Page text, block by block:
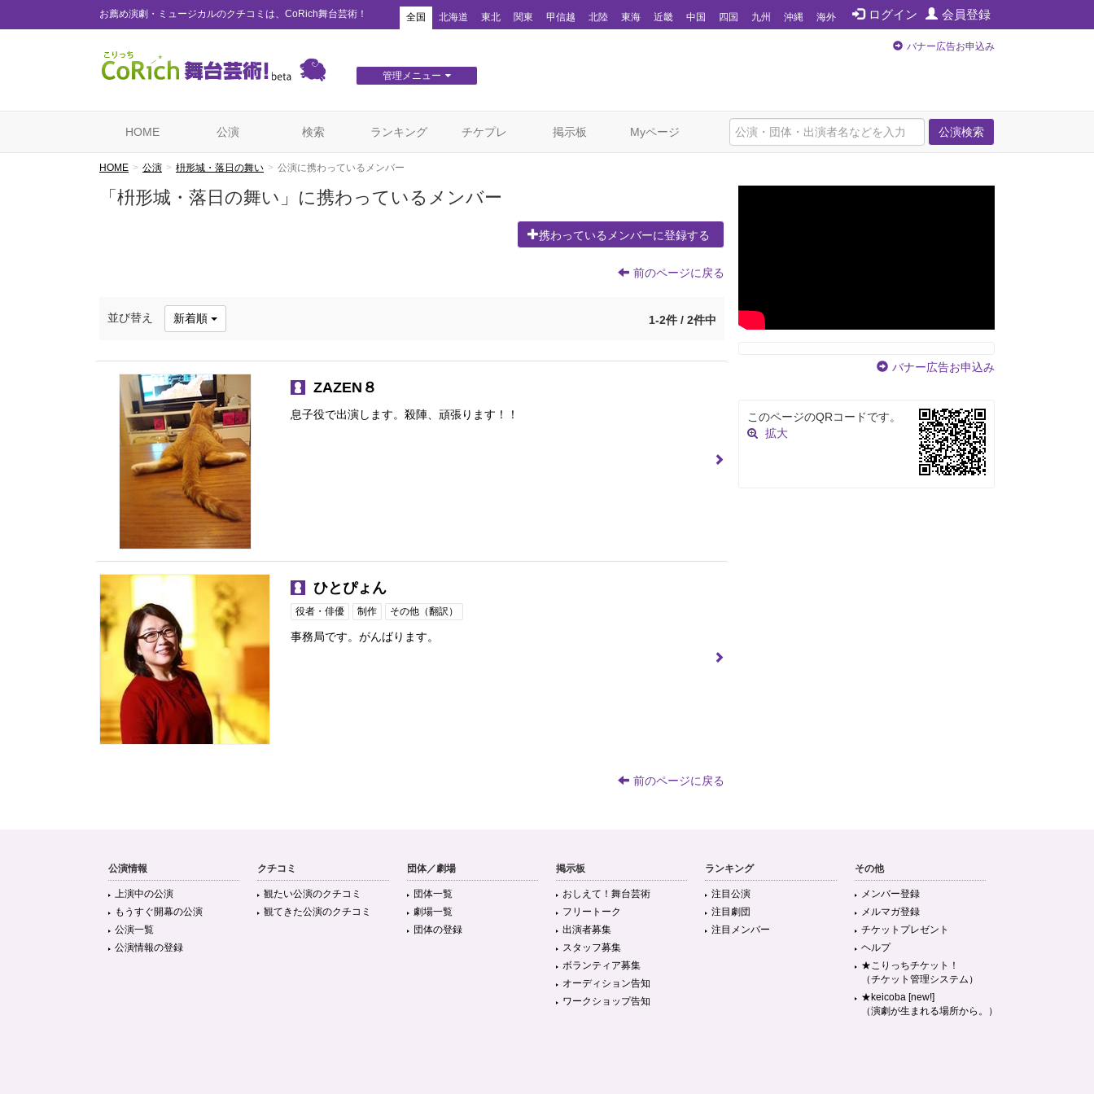
お薦め演劇・ミュージカルのクチコミは、CoRich舞台芸術！ ログイン 会員登録
全国 北海道 東北 関東 甲信越 北陸 東海 近畿 中国 四国 九州 沖縄 海外
管理メニュー
バナー広告お申込み
公演検索
HOME 公演 検索 ランキング チケプレ 掲示板 Myページ
HOME 公演 枡形城・落日の舞い 公演に携わっているメンバー
「枡形城・落日の舞い」に携わっているメンバー
携わっているメンバーに登録する
前のページに戻る
並び替え 新着順 1-2件 / 2件中
ZAZEN８
息子役で出演します。殺陣、頑張ります！！
ひとぴょん
役者・俳優 制作 その他（翻訳）
事務局です。がんばります。
前のページに戻る
バナー広告お申込み
このページのQRコードです。
拡大
公演情報
上演中の公演
もうすぐ開幕の公演
公演一覧
公演情報の登録
クチコミ
観たい公演のクチコミ
観てきた公演のクチコミ
団体／劇場
団体一覧
劇場一覧
団体の登録
掲示板
おしえて！舞台芸術
フリートーク
出演者募集
スタッフ募集
ボランティア募集
オーディション告知
ワークショップ告知
ランキング
注目公演
注目劇団
注目メンバー
その他
メンバー登録
メルマガ登録
チケットプレゼント
ヘルプ
★こりっちチケット！
（チケット管理システム）
★keicoba [new!]
（演劇が生まれる場所から。）